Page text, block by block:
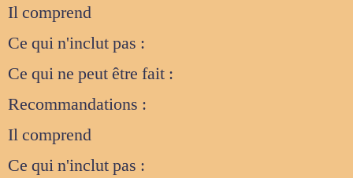
Il comprend
Ce qui n'inclut pas :
Ce qui ne peut être fait :
Recommandations :
Il comprend
Ce qui n'inclut pas :